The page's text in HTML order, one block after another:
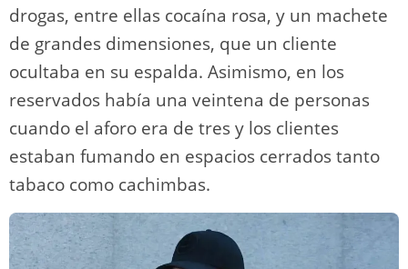
drogas, entre ellas cocaína rosa, y un machete
de grandes dimensiones, que un cliente
ocultaba en su espalda. Asimismo, en los
reservados había una veintena de personas
cuando el aforo era de tres y los clientes
estaban fumando en espacios cerrados tanto
tabaco como cachimbas.